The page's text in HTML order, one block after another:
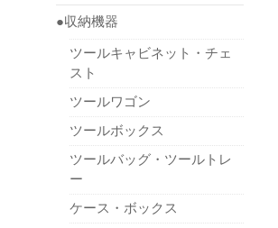
●収納機器
ツールキャビネット・チェ
スト
ツールワゴン
ツールボックス
ツールバッグ・ツールトレ
ー
ケース・ボックス